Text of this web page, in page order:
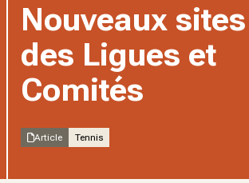
Nouveaux
des Ligues et
Comités
Article Tennis